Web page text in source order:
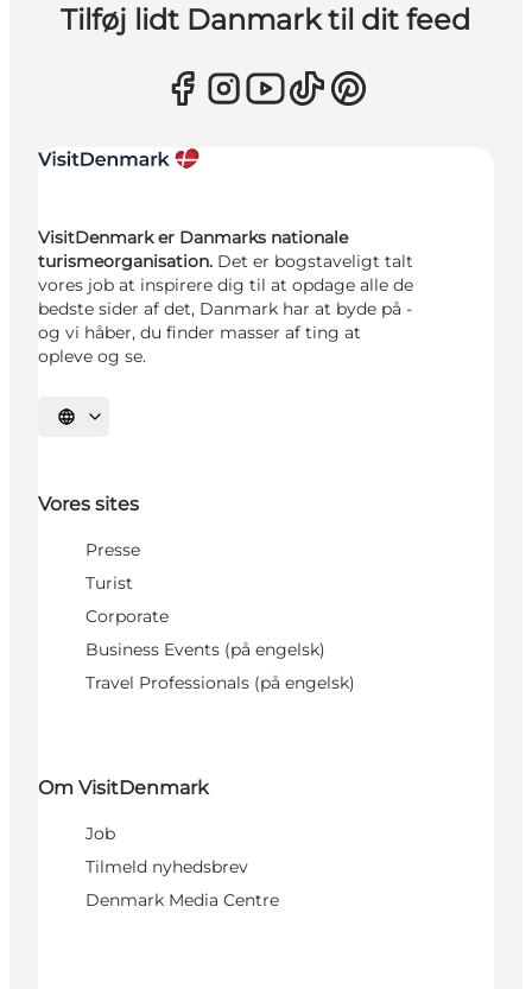
Tilføj lidt Danmark til dit feed
VisitDenmark er Danmarks nationale
turismeorganisation. Det er bogstaveligt talt
vores job at inspirere dig til at opdage alle de
bedste sider af det, Danmark har at byde på -
og vi håber, du finder masser af ting at
opleve og se.
Vælg sprog
Vores sites
Presse
Turist
Corporate
Business Events (på engelsk)
Travel Professionals (på engelsk)
Om VisitDenmark
Job
Tilmeld nyhedsbrev
Denmark Media Centre